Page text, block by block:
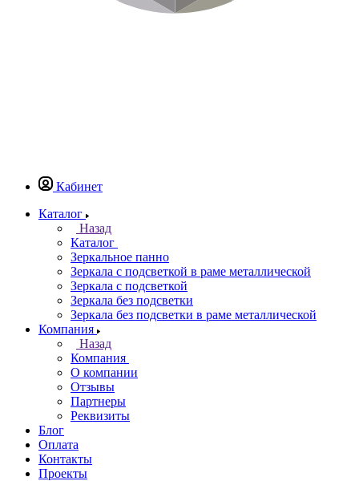
Кабинет
Каталог
Назад
Каталог
Зеркальное панно
Зеркала с подсветкой в раме металлической
Зеркала с подсветкой
Зеркала без подсветки
Зеркала без подсветки в раме металлической
Компания
Назад
Компания
О компании
Отзывы
Партнеры
Реквизиты
Блог
Оплата
Контакты
Проекты